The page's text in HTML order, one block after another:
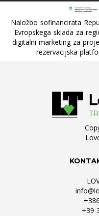
Naložbo sofinancirata
Evropskega sklada za
digitalni marketing za
rezervacijska
+39